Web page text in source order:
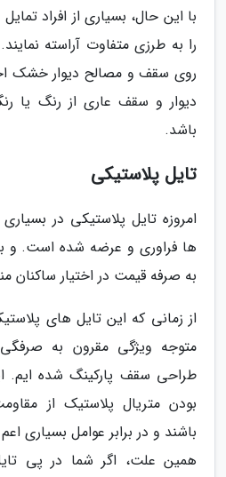
با این حال، بسیاری از افراد
را به طرزی متفاوت آراسته
روی سقف و مصالح دیوار خشک
دیوار و سقف عاری از رنگ یا
باشد.
تایل پلاستیکی
امروزه تایل پلاستیکی در
ها فراوری و عرضه شده است. و
به صرفه قیمت در اختیار ساکنان
از زمانی که این تایل های
متوجه ویژگی مقرون به
طراحی سقف پارکینگ شده ایم.
بودن متریال پلاستیک از
باشند و در برابر عوامل بسیاری
همین علت، اگر شما در پی